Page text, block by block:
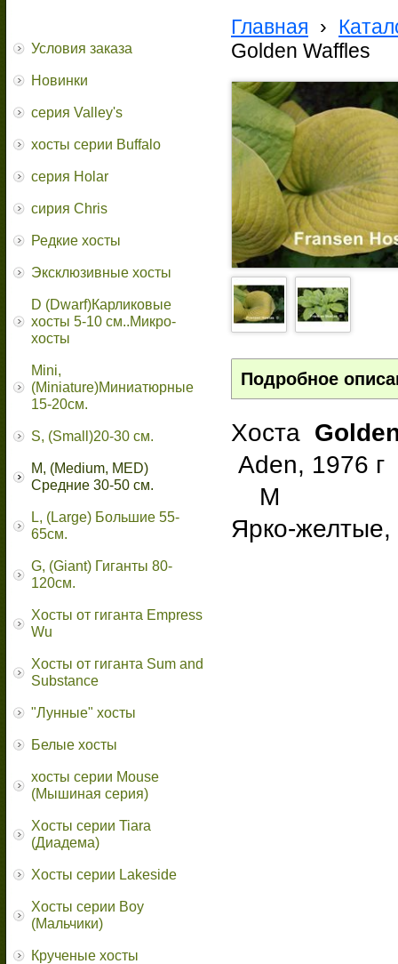
Условия заказа
Новинки
серия Valley's
хосты серии Buffalo
серия Holar
сирия Chris
Редкие хосты
Эксклюзивные хосты
D (Dwarf)Карликовые
хосты 5-10 см..Микро-
хосты
Mini,
(Miniature)Миниатюрные
15-20см.
S, (Small)20-30 см.
M, (Medium, MED)
Средние 30-50 см.
L, (Large) Большие 55-
65cм.
G, (Giant) Гиганты 80-
120см.
Хосты от гиганта Empress
Wu
Хосты от гиганта Sum and
Substance
"Лунные" хосты
Белые хосты
хосты серии Mouse
(Мышиная серия)
Хосты серии Tiara
(Диадема)
Хосты серии Lakeside
Хосты серии Boy
(Мальчики)
Крученые хосты
Главная ›
Golden Waffles
Подробное
Хоста
Aden, 1976 г
М
Ярко-